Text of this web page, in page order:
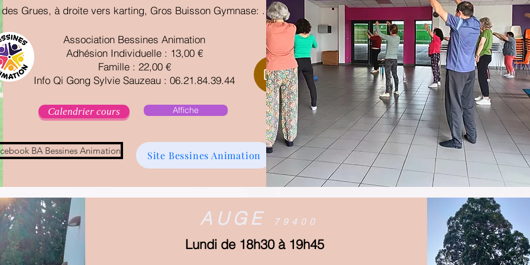
des Grues, à droite vers karting, Gros Buisson Gymnase: .
Association Bessines Animation
Adhésion Individuelle : 13,00 €
Famille : 22,00 €
Info Qi Gong Sylvie Sauzeau : 06.21.84.39.44
Calendrier cours Affiche
BA Bessines Animation Site Bessines Animation
AUGE 79400
Lundi de 18h30 à 19h45